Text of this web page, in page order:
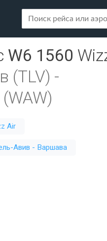
W6 1560
(TLV) -
Air
Авив - Варшава